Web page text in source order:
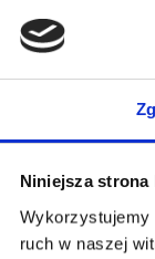
Niniejsza
Wykorzystujemy
ruch w naszej
brama